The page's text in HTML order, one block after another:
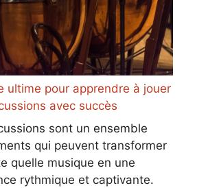
ultime pour apprendre à jouer
avec succès
sont un ensemble
qui peuvent transformer
quelle musique en une
rythmique et captivante.